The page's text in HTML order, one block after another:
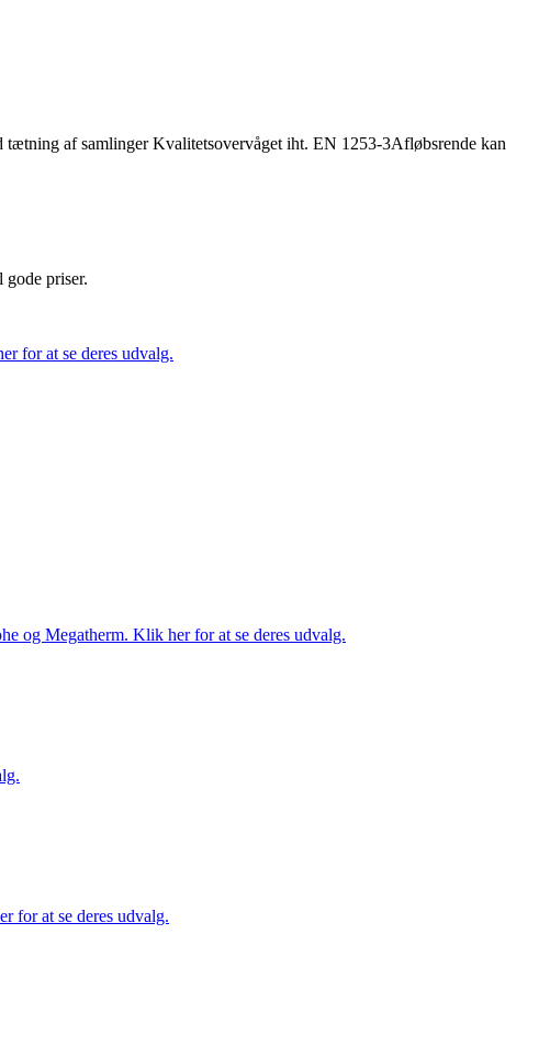
af samlinger Kvalitetsovervåget iht. EN 1253-3Afløbsrende kan
gode priser.
for at se deres udvalg.
og Megatherm. Klik her for at se deres udvalg.
for at se deres udvalg.